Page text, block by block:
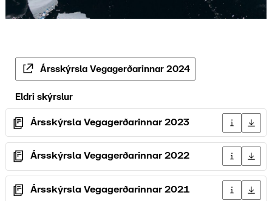
Ársskýrsla Vegagerðarinnar 2024
Eldri skýrslur
Ársskýrsla Vegagerðarinnar 2023 Upplýsingar
Sækja
Ársskýrsla Vegagerðarinnar 2022 Upplýsingar
Sækja
Ársskýrsla Vegagerðarinnar 2021 Upplýsingar
Sækja